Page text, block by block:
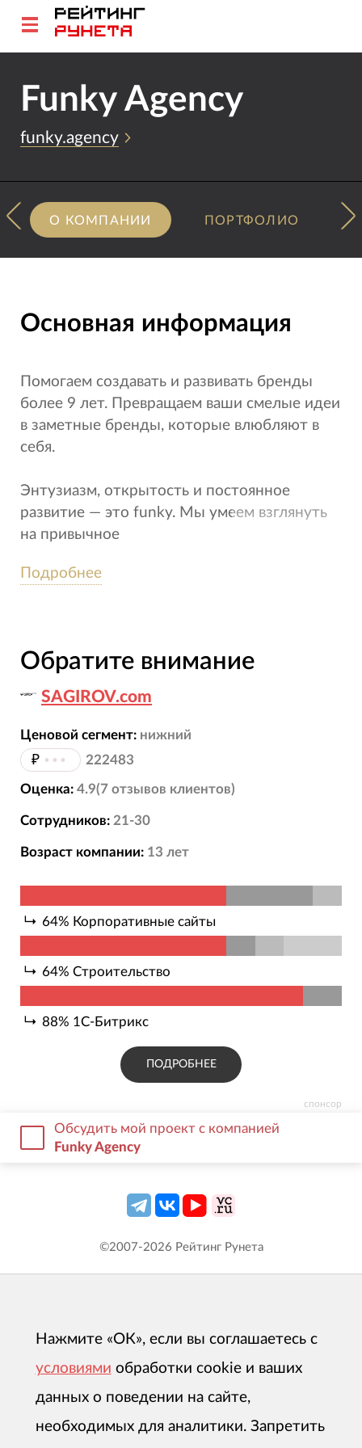
Funky Agency
funky.agency
О КОМПАНИИ ПОРТФОЛИО
Основная информация
Помогаем создавать и развивать бренды
более 9 лет. Превращаем ваши смелые идеи
в заметные бренды, которые влюбляют в
себя.
Энтузиазм, открытость и постоянное
развитие — это funky. Мы умеем взглянуть
на привычное
Нам нравится работать с брендами,
Сделай это иначе. Do it funky
Подробнее
спонсор
Обратите внимание
SAGIROV.com
Ценовой сегмент: нижний
₽ ••• 222483
Оценка: 4.9(7 отзывов клиентов)
Сотрудников: 21-30
Возраст компании: 13 лет
64% Корпоративные сайты
64% Строительство
88% 1С-Битрикс
ПОДРОБНЕЕ
Обсудить мой проект с компанией
Funky Agency
©2007-2026 Рейтинг Рунета
Нажмите «ОК», если вы соглашаетесь с
условиями обработки cookie и ваших
данных о поведении на сайте,
необходимых для аналитики. Запретить